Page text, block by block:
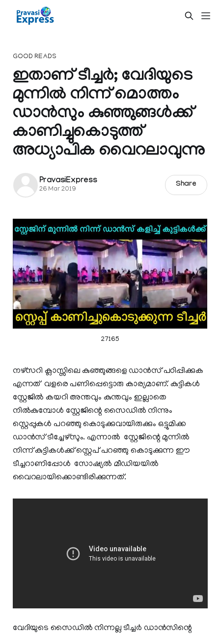
GOOD READS
ഇതാണ് ടീച്ചർ; വേദിയുടെ
മുന്നിൽ നിന്ന് മൊത്തം
ഡാൻസും കുഞ്ഞുങ്ങൾക്ക്
കാണിച്ചുകൊടുത്ത്
അധ്യാപിക വൈറലാവുന്നു
PravasiExpress
26 Mar 2019
Share
27165
നഴ്‌സറി ക്ലാസ്സിലെ കുഞ്ഞുങ്ങളെ ഡാൻസ് പഠിപ്പിക്കുക
എന്നത് വളരെ പണിപ്പെട്ടൊരു കാര്യമാണ്. കുട്ടികൾ
സ്റ്റേജിൽ കയറി അന്തവും കുന്തവും ഇല്ലാതെ
നിൽകുമ്പോൾ സ്റ്റേജിന്റെ സൈഡിൽ നിന്നും
സ്റ്റെപ്പുകൾ പറഞ്ഞു കൊടുക്കുവായിരുക്കും ഒട്ടുമിക്ക
ഡാൻസ് ടീച്ചേഴ്‌സും. എന്നാൽ സ്റ്റേജിന്റെ മുന്നിൽ
നിന്ന് കുട്ടികൾക്ക് സ്റ്റെപ് പറഞ്ഞു കൊടുക്കുന്ന ഈ
ടീച്ചറാണിപ്പോൾ സോഷ്യൽ മീഡിയയിൽ
വൈറലായിക്കൊണ്ടിരിക്കുന്നത്.
വേദിയുടെ സൈഡിൽ നിന്നല്ല ടീച്ചർ ഡാൻസിന്റെ